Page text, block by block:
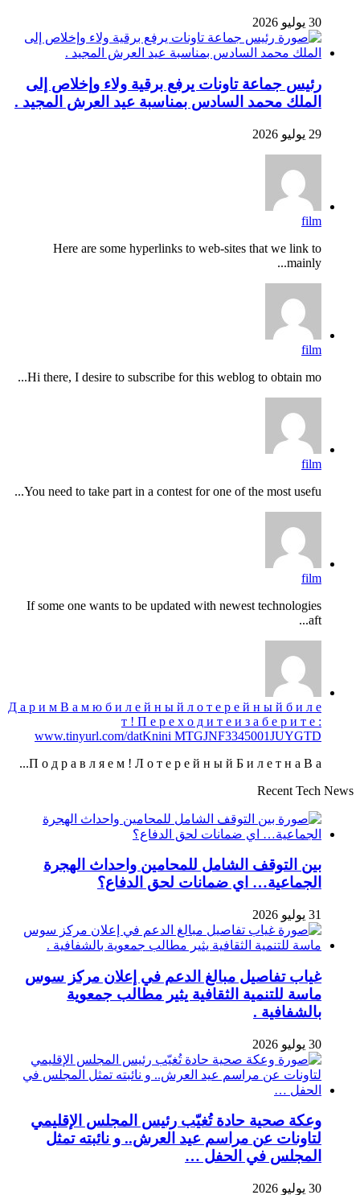
30 يوليو 2026
رئيس جماعة تاونات يرفع برقية ولاء وإخلاص إلى
الملك محمد السادس بمناسبة عيد العرش المجيد .
29 يوليو 2026
film
Here are some hyperlinks to web-sites that we link to
mainly...
film
Hi there, I desire to subscribe for this weblog to obtain mo...
film
You need to take part in a contest for one of the most usefu...
film
If some one wants to be updated with newest technologies
aft...
Д а р и м В а м ю б и л е й н ы й л о т е р е й н ы й б и л е
т ! П е р е х о д и т е и з а б е р и т е :
www.tinyurl.com/datKnini MTGJNF3345001JUYGTD
П о д р а в л я е м ! Л о т е р е й н ы й Б и л е т н а В а...
Recent Tech News
بين التوقف الشامل للمحامين واحداث الهجرة
الجماعية… اي ضمانات لحق الدفاع؟
31 يوليو 2026
غياب تفاصيل مبالغ الدعم في إعلان مركز سوس
ماسة للتنمية الثقافية يثير مطالب جمعوية
بالشفافية .
30 يوليو 2026
وعكة صحية حادة تُغيّب رئيس المجلس الإقليمي
لتاونات عن مراسم عيد العرش.. و نائبته تمثل
المجلس في الحفل …
30 يوليو 2026